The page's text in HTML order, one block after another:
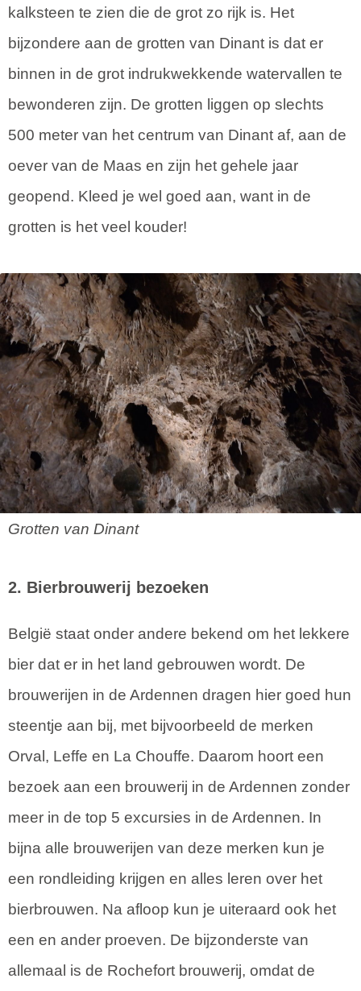
kalksteen te zien die de grot zo rijk is. Het
bijzondere aan de grotten van Dinant is dat er
binnen in de grot indrukwekkende watervallen te
bewonderen zijn. De grotten liggen op slechts
500 meter van het centrum van Dinant af, aan de
oever van de Maas en zijn het gehele jaar
geopend. Kleed je wel goed aan, want in de
grotten is het veel kouder!
Grotten van Dinant
2. Bierbrouwerij bezoeken
België staat onder andere bekend om het lekkere
bier dat er in het land gebrouwen wordt. De
brouwerijen in de Ardennen dragen hier goed hun
steentje aan bij, met bijvoorbeeld de merken
Orval, Leffe en La Chouffe. Daarom hoort een
bezoek aan een brouwerij in de Ardennen zonder
meer in de top 5 excursies in de Ardennen. In
bijna alle brouwerijen van deze merken kun je
een rondleiding krijgen en alles leren over het
bierbrouwen. Na afloop kun je uiteraard ook het
een en ander proeven. De bijzonderste van
allemaal is de Rochefort brouwerij, omdat de